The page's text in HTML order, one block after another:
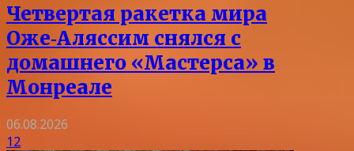
Четвертая ракетка мира
Оже‑Аляссим снялся с
домашнего «Мастерса» в
Монреале
06.08.2026
12